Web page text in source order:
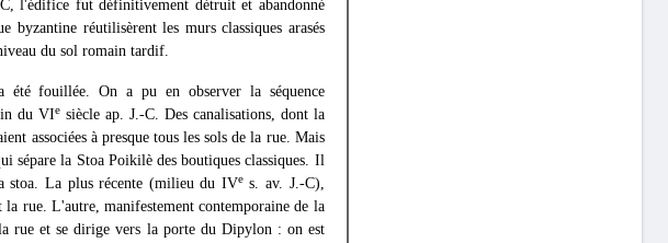
l'édifice fut définitivement détruit et abandonné
byzantine réutilisèrent les murs classiques arasés
du sol romain tardif.
fouillée. On a pu en observer la séquence
du VIe siècle ap. J.-C. Des canalisations, dont la
associées à presque tous les sols de la rue. Mais
sépare la Stoa Poikilè des boutiques classiques. Il
stoa. La plus récente (milieu du IVes. av. J.-C),
rue. L'autre, manifestement contemporaine de la
rue et se dirige vers la porte du Dipylon : on est